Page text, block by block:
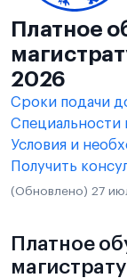
Платное
2026
Сроки подачи
Специальности
Условия и
Получить
(Обновлено) 27
Платное